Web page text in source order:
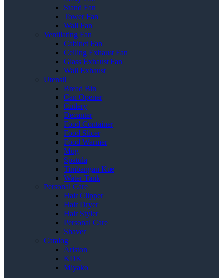
Stand Fan
Tower Fan
Wall Fan
Ventilating Fan
Cabinet Fan
Ceiling Exhaust Fan
Glass Exhaust Fan
Wall Exhaust
Utensil
Bread Bin
Can Opener
Cutlery
Decanter
Food Container
Food Slicer
Food Warmer
Mug
Spatula
Timbangan Kue
Water Tank
Personal Care
Hair Clipper
Hair Dryer
Hair Styler
Personal Care
Shaver
Catalog
Ariston
KDK
Miyako